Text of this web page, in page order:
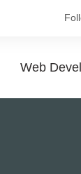
Web